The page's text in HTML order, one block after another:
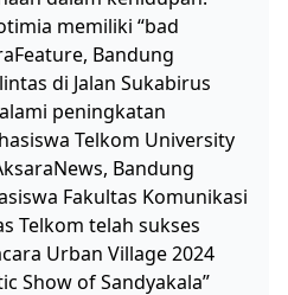
memiliki “bad
Bandung
di Jalan Sukabirus
peningkatan
Telkom University
Bandung
Fakultas Komunikasi
Telkom telah sukses
Urban Village 2024
Show of Sandyakala”